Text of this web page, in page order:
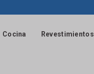
Cocina Revestimientos